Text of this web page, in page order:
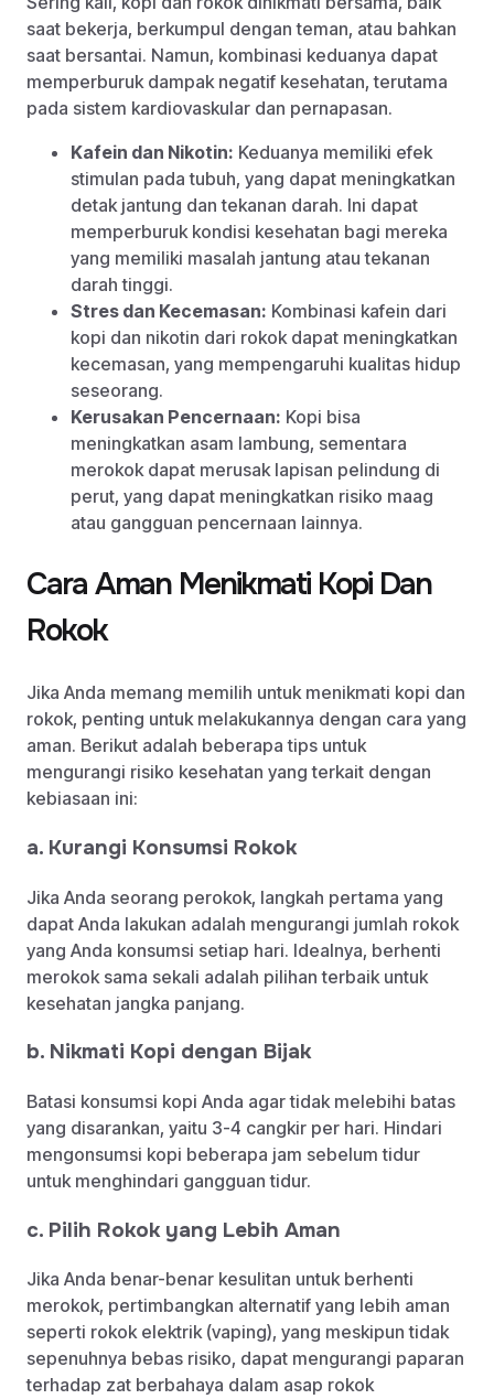
saat bekerja, berkumpul dengan teman, atau bahkan
saat bersantai. Namun, kombinasi keduanya dapat
memperburuk dampak negatif kesehatan, terutama
pada sistem kardiovaskular dan pernapasan.
Kafein dan Nikotin: Keduanya memiliki efek
stimulan pada tubuh, yang dapat meningkatkan
detak jantung dan tekanan darah. Ini dapat
memperburuk kondisi kesehatan bagi mereka
yang memiliki masalah jantung atau tekanan
darah tinggi.
Stres dan Kecemasan: Kombinasi kafein dari
kopi dan nikotin dari rokok dapat meningkatkan
kecemasan, yang mempengaruhi kualitas hidup
seseorang.
Kerusakan Pencernaan: Kopi bisa
meningkatkan asam lambung, sementara
merokok dapat merusak lapisan pelindung di
perut, yang dapat meningkatkan risiko maag
atau gangguan pencernaan lainnya.
Cara Aman Menikmati Kopi Dan
Rokok
Jika Anda memang memilih untuk menikmati kopi dan
rokok, penting untuk melakukannya dengan cara yang
aman. Berikut adalah beberapa tips untuk
mengurangi risiko kesehatan yang terkait dengan
kebiasaan ini:
a. Kurangi Konsumsi Rokok
Jika Anda seorang perokok, langkah pertama yang
dapat Anda lakukan adalah mengurangi jumlah rokok
yang Anda konsumsi setiap hari. Idealnya, berhenti
merokok sama sekali adalah pilihan terbaik untuk
kesehatan jangka panjang.
b. Nikmati Kopi dengan Bijak
Batasi konsumsi kopi Anda agar tidak melebihi batas
yang disarankan, yaitu 3-4 cangkir per hari. Hindari
mengonsumsi kopi beberapa jam sebelum tidur
untuk menghindari gangguan tidur.
c. Pilih Rokok yang Lebih Aman
Jika Anda benar-benar kesulitan untuk berhenti
merokok, pertimbangkan alternatif yang lebih aman
seperti rokok elektrik (vaping), yang meskipun tidak
sepenuhnya bebas risiko, dapat mengurangi paparan
terhadap zat berbahaya dalam asap rokok